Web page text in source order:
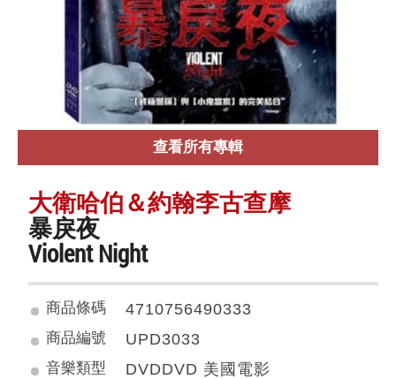
查看所有專輯
大衛哈伯＆約翰李古查摩
暴戾夜
Violent Night
商品條碼 4710756490333
商品編號 UPD3033
音樂類型 DVDDVD 美國電影